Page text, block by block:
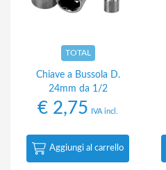
TOTAL
Chiave a Bussola D.
24mm da 1/2
€ 2,75 IVA incl.
Aggiungi al carrello